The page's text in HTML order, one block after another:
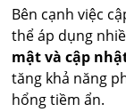
Bên cạnh việc
thể áp dụng
mật và cập
tăng khả năng
hổng tiềm ẩn.